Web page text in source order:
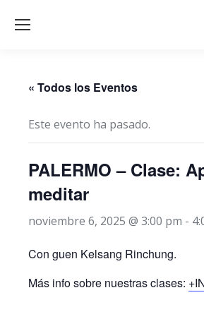
« Todos los Eventos
Este evento ha pasado.
PALERMO – Clase:
meditar
noviembre 6, 2025 @ 3:00 pm -
Con guen Kelsang Rinchung.
Más info sobre nuestras clases: